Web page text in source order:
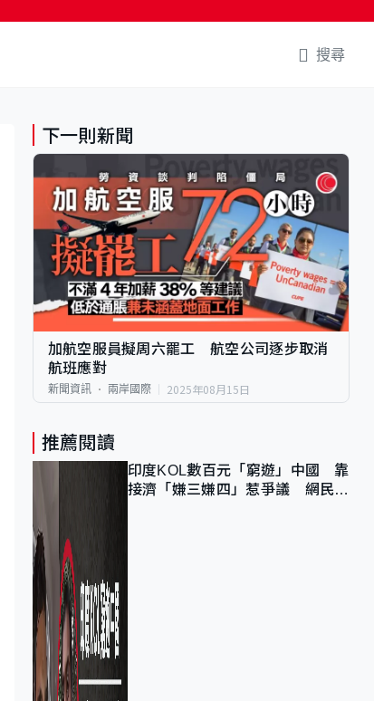
搜尋
下一則新聞
加航空服員擬周六罷工 航空公司逐步取消
航班應對
新聞資訊 兩岸國際 2025年08月15日
推薦閱讀
印度KOL數百元「窮遊」中國 靠
接濟「嫌三嫌四」惹爭議 網民：